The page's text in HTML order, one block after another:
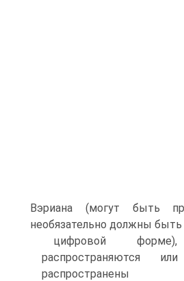
Вэриана (могут быть
необязательно должны
цифровой
распространяются
распространены